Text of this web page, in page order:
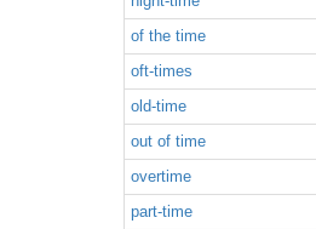
of the time
oft-times
old-time
out of time
overtime
part-time